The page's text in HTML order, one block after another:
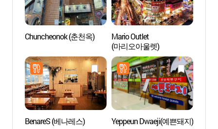
Chuncheonok (춘천옥)
Mario Outlet
(마리오아울렛)
BenareS (베나레스) Yeppeun Dwaeji(예쁜돼지)